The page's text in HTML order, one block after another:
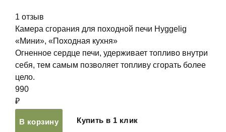
1 отзыв
Камера сгорания для походной печи Hyggelig
«Мини», «Походная кухня»
Огненное сердце печи, удерживает топливо внутри
себя, тем самым позволяет топливу сгорать более
цело.
990
₽
В корзину Купить в 1 клик